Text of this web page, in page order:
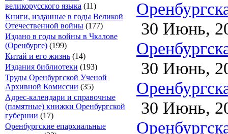
великорусского языка (11)
Книги, изданные в годы Великой
Отечественной войны (177)
Издано в годы войны в Чкалове
(Оренбурге) (199)
Китай и его жизнь (14)
Издания библиотеки (193)
Труды Оренбургской Ученой
Архивной Комиссии (35)
Адрес-календари и справочные
(памятные) книжки Оренбургской
губернии (17)
Оренбургские епархиальные
30 Июнь,
30 Июнь,
30 Июнь,